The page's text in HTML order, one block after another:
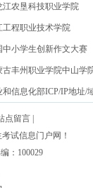
江农垦科技职业学院
工程职业技术学院
中小学生创新作文大赛
古丰州职业学院中山学
和信息化部ICP/IP地址/
备案管理系统网
点留言|
试信息门户网！
：100029